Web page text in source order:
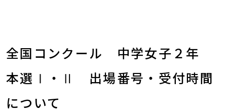
全国コンクール　中学女子２年
本選Ⅰ・Ⅱ　出場番号・受付時間
について